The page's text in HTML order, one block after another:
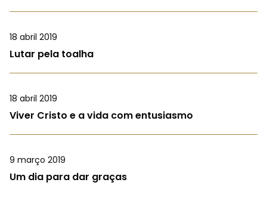
18 abril 2019
Lutar pela toalha
18 abril 2019
Viver Cristo e a vida com entusiasmo
9 março 2019
Um dia para dar graças